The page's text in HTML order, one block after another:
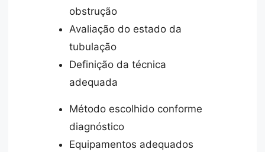
obstrução
Avaliação do estado da
tubulação
Definição da técnica
adequada
Método escolhido conforme
diagnóstico
Equipamentos adequados